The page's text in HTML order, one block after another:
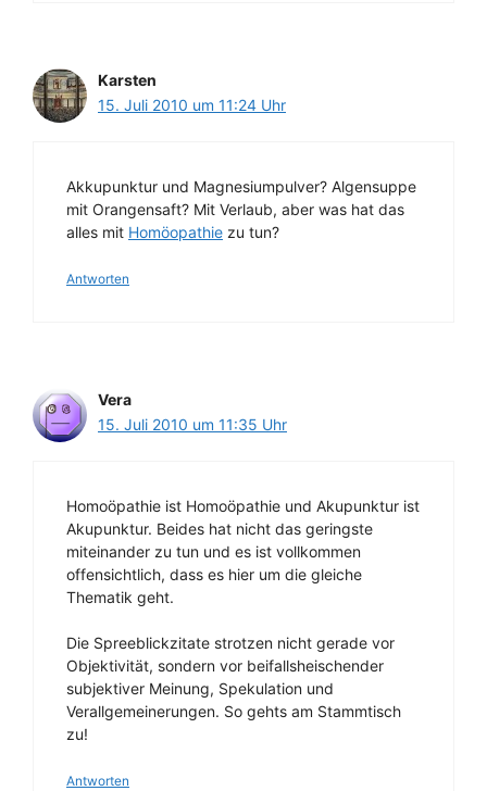
Karsten
15. Juli 2010 um 11:24 Uhr
Akkupunktur und Magnesiumpulver? Algensuppe
mit Orangensaft? Mit Verlaub, aber was hat das
alles mit Homöopathie zu tun?
Antworten
Vera
15. Juli 2010 um 11:35 Uhr
Homoöpathie ist Homoöpathie und Akupunktur ist
Akupunktur. Beides hat nicht das geringste
miteinander zu tun und es ist vollkommen
offensichtlich, dass es hier um die gleiche
Thematik geht.
Die Spreeblickzitate strotzen nicht gerade vor
Objektivität, sondern vor beifallsheischender
subjektiver Meinung, Spekulation und
Verallgemeinerungen. So gehts am Stammtisch
zu!
Antworten